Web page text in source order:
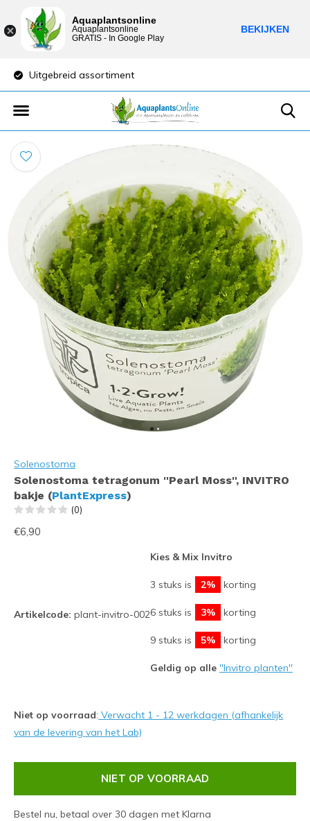
Lage verzendkosten
Solenostoma
Solenostoma tetragonum ''Pearl Moss'', INVITRO
bakje (PlantExpress)
(0)
€6,90
Artikelcode: plant-invitro-002
Kies & Mix Invitro
3 stuks is 2% korting
6 stuks is 3% korting
9 stuks is 5% korting
Geldig op alle ''Invitro planten''
Niet op voorraad: Verwacht 1 - 12 werkdagen (afhankelijk
van de levering van het Lab)
NIET OP VOORRAAD
Bestel nu, betaal over 30 dagen met Klarna
Aquaplantsonline
Aquaplantsonline
GRATIS - In Google Play
BEKIJKEN